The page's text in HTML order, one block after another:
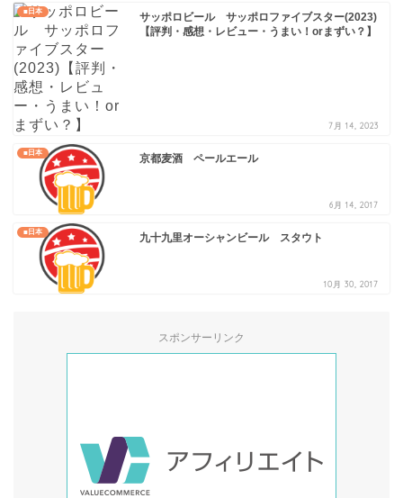
■日本
サッポロビール サッポロファイブスター(2023)
【評判・感想・レビュー・うまい！orまずい？】
7月 14, 2023
■日本 京都麦酒 ペールエール
6月 14, 2017
■日本 九十九里オーシャンビール スタウト
10月 30, 2017
スポンサーリンク